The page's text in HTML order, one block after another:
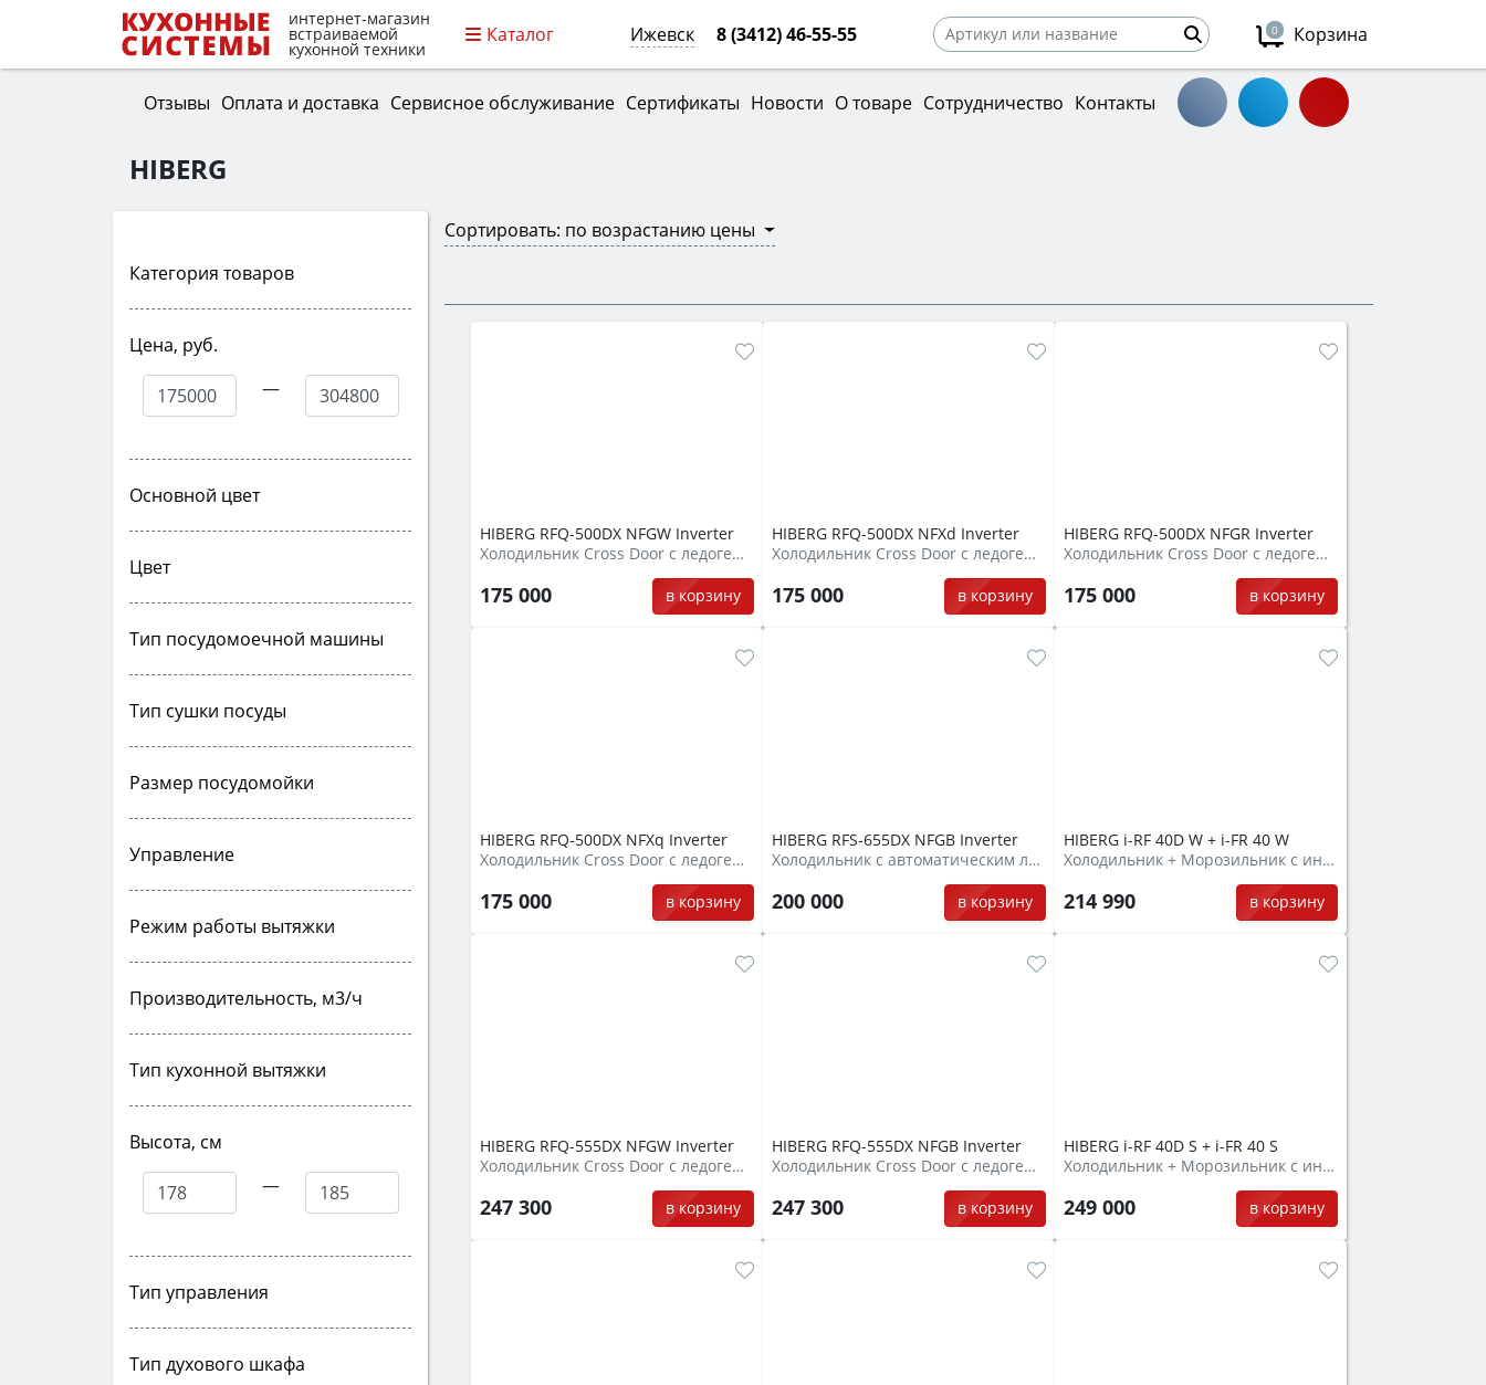
интернет-магазин
встраиваемой
кухонной техники
Каталог Ижевск 8 (3412) 46-55-55 0 Корзина
Отзывы Оплата и доставка Сервисное обслуживание Сертификаты Новости О товаре Сотрудничество Контакты
HIBERG
Сортировать: по возрастанию цены
HIBERG RFQ-500DX NFGW Inverter
Холодильник Cross Door с ледогенератором и прямым подключением к воде
175 000 в корзину
HIBERG RFQ-500DX NFXd Inverter
Холодильник Cross Door с ледогенератором и прямым подключением к воде
175 000 в корзину
HIBERG RFQ-500DX NFGR Inverter
Холодильник Cross Door с ледогенератором и прямым подключением к воде
175 000 в корзину
HIBERG RFQ-500DX NFXq Inverter
Холодильник Cross Door с ледогенератором и прямым подключением к воде
175 000 в корзину
HIBERG RFS-655DX NFGB Inverter
Холодильник с автоматическим ледогенератором
200 000 в корзину
HIBERG i-RF 40D W + i-FR 40 W
Холодильник + Морозильник с инверторным компрессором
214 990 в корзину
HIBERG RFQ-555DX NFGW Inverter
Холодильник Cross Door с ледогенератором и прямым подключением к воде
247 300 в корзину
HIBERG RFQ-555DX NFGB Inverter
Холодильник Cross Door с ледогенератором и прямым подключением к воде
247 300 в корзину
HIBERG i-RF 40D S + i-FR 40 S
Холодильник + Морозильник с инверторным компрессором
249 000 в корзину
Категория товаров
Цена, руб.
—
Основной цвет
Цвет
Тип посудомоечной машины
Тип сушки посуды
Размер посудомойки
Управление
Режим работы вытяжки
Производительность, м3/ч
Тип кухонной вытяжки
Высота, см
—
Тип управления
Тип духового шкафа